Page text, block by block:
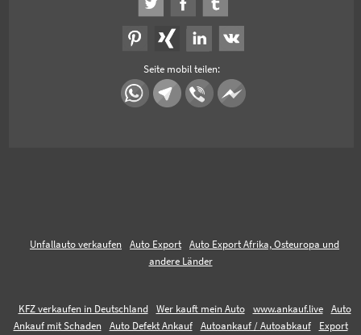
Seite mobil teilen:
Unfallauto verkaufen Auto Export
Auto Export Afrika, Osteuropa und
andere Länder
KFZ verkaufen in Deutschland Wer kauft mein Auto www.ankauf.live
Auto
Ankauf mit Schaden
Auto Defekt Ankauf Autoankauf / Autoabkauf
Export